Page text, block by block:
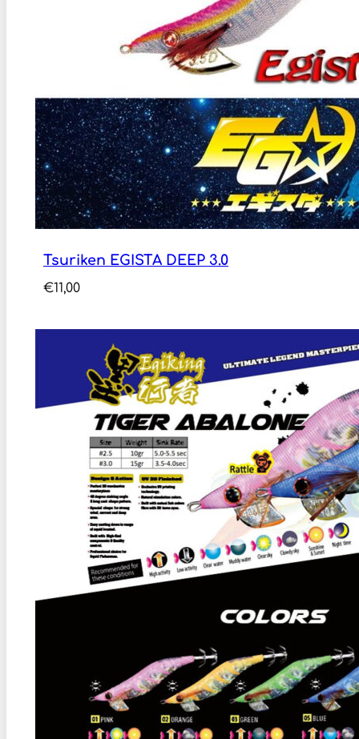
Tsuriken EGISTA DEEP 3.0
€11,00